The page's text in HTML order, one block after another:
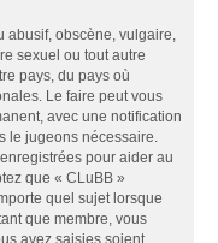
abusif, obscène, vulgaire,
sexuel ou tout autre
pays, du pays où
Le faire peut vous
avec une notification
le jugeons nécessaire.
pour aider au
que « CLuBB »
quel sujet lorsque
que membre, vous
avez saisies soient